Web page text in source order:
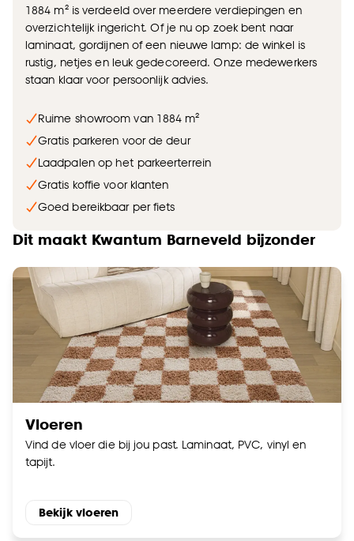
1884 m² is verdeeld over meerdere verdiepingen en
overzichtelijk ingericht. Of je nu op zoek bent naar
laminaat, gordijnen of een nieuwe lamp: de winkel is
rustig, netjes en leuk gedecoreerd. Onze medewerkers
staan klaar voor persoonlijk advies.
Ruime showroom van 1884 m²
Gratis parkeren voor de deur
Laadpalen op het parkeerterrein
Gratis koffie voor klanten
Goed bereikbaar per fiets
Dit maakt Kwantum Barneveld bijzonder
Vloeren
Vind de vloer die bij jou past. Laminaat, PVC, vinyl en
tapijt.
Bekijk vloeren